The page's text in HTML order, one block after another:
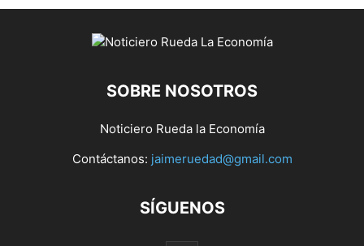
SOBRE NOSOTROS
Noticiero Rueda la Economía
Contáctanos: jaimeruedad@gmail.com
SÍGUENOS